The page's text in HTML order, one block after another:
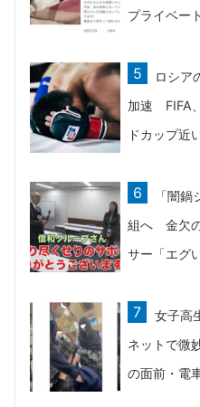
プライベー
ロシア
加速 FIFA
ドカップ近
「闇
組へ 金欠
サー「エグ
女子高
ネットで微
の面前・電